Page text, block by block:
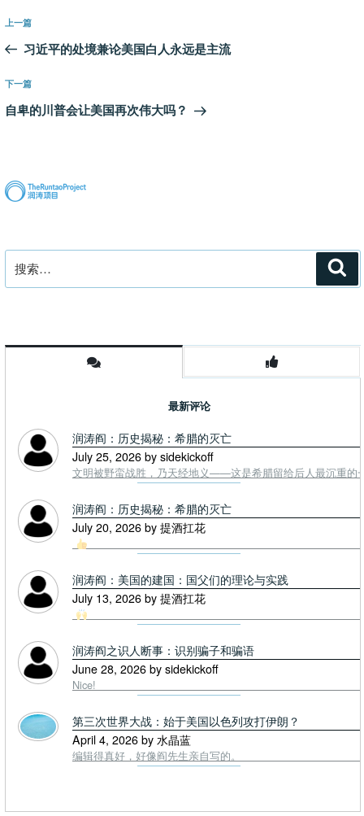
文
导
航
上
一
文
章
上一篇
习近平的处境兼论美国白人永远是主流
下
一
下一篇
自卑的川普会让美国再次伟大吗？
索：
最新评论
润涛阎：历史揭秘：希腊的灭亡
July 25, 2026 by sidekickoff
文明被野蛮战胜，乃天经地义——这是希腊留给后人最沉重的
润涛阎：历史揭秘：希腊的灭亡
July 20, 2026 by 提酒扛花
润涛阎：美国的建国：国父们的理论与实践
July 13, 2026 by 提酒扛花
润涛阎之识人断事：识别骗子和骗语
June 28, 2026 by sidekickoff
Nice!
第三次世界大战：始于美国以色列攻打伊朗？
April 4, 2026 by 水晶蓝
编辑得真好，好像阎先生亲自写的。